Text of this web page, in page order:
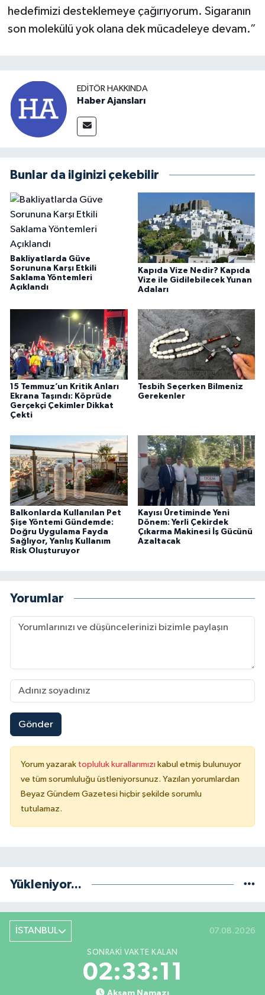
hedefimizi desteklemeye çağırıyorum. Sigaranın
son molekülü yok olana dek mücadeleye devam.”
EDITÖR HAKKINDA
Haber Ajansları
Bunlar da ilginizi çekebilir
Bakliyatlarda Güve
Sorununa Karşı Etkili
Saklama Yöntemleri
Açıklandı
Kapıda Vize Nedir? Kapıda
Vize ile Gidilebilecek Yunan
Adaları
15 Temmuz’un Kritik Anları
Ekrana Taşındı: Köprüde
Gerçekçi Çekimler Dikkat
Çekti
Tesbih Seçerken Bilmeniz
Gerekenler
Balkonlarda Kullanılan Pet
Şişe Yöntemi Gündemde:
Doğru Uygulama Fayda
Sağlıyor, Yanlış Kullanım
Risk Oluşturuyor
Kayısı Üretiminde Yeni
Dönem: Yerli Çekirdek
Çıkarma Makinesi İş Gücünü
Azaltacak
Yorumlar
Gönder
Yorum yazarak topluluk kurallarımızı kabul etmiş bulunuyor
ve tüm sorumluluğu üstleniyorsunuz. Yazılan yorumlardan
Beyaz Gündem Gazetesi hiçbir şekilde sorumlu
tutulamaz.
Yükleniyor...
İSTANBUL 07.08.2026
SONRAKI VAKTE KALAN
02:33:10
Akşam Namazı